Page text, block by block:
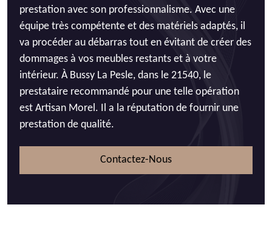
prestation avec son professionnalisme. Avec une
équipe très compétente et des matériels adaptés, il
va procéder au débarras tout en évitant de créer des
dommages à vos meubles restants et à votre
intérieur. À Bussy La Pesle, dans le 21540, le
prestataire recommandé pour une telle opération
est Artisan Morel. Il a la réputation de fournir une
prestation de qualité.
Contactez-Nous